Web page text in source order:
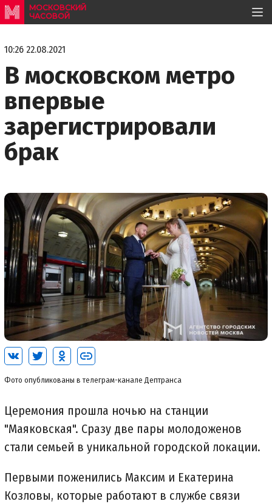
МОСКОВСКИЙ
ЧАСОВОЙ
10:26 22.08.2021
В московском метро
впервые
зарегистрировали
брак
Фото опубликованы в телеграм-канале Дептранса
Церемония прошла ночью на станции
"Маяковская". Сразу две пары молодоженов
стали семьей в уникальной городской локации.
Первыми поженились Максим и Екатерина
Козловы, которые работают в службе связи